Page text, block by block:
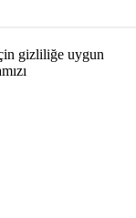
gizliliğe uygun